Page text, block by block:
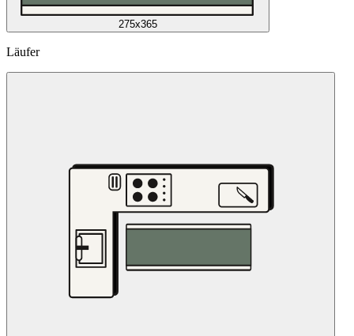
275x365
Läufer